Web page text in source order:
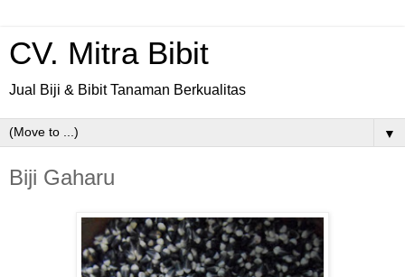
CV. Mitra Bibit
Jual Biji & Bibit Tanaman Berkualitas
▼
Biji Gaharu